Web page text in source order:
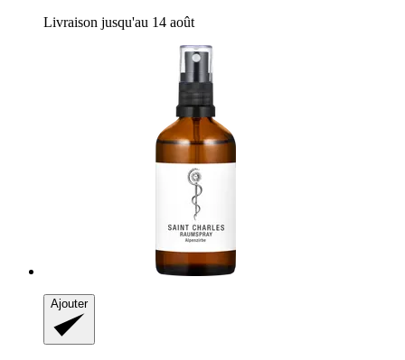
Livraison jusqu'au 14 août
Ajouter